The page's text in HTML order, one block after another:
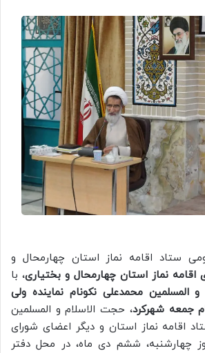
ستاد اقامه نماز استان چهارمحال و
اقامه نماز استان چهارمحال و بختیاری، با
محمدعلی نکونام نماینده ولی
جمعه شهرکرد، حجت الاسلام و المسلمین
اقامه نماز استان و دیگر اعضای شورای
چهارشنبه، ششم دی ماه، در محل دفتر